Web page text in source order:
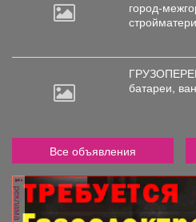
город-
батареи,
Все объявления
реклама